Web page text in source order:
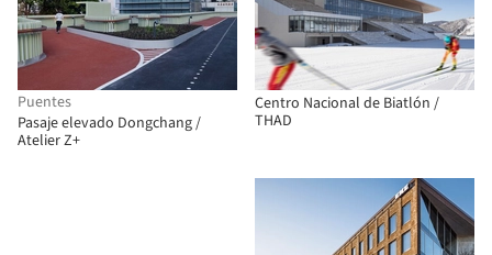
Puentes
Pasaje elevado Dongchang /
Atelier Z+
Centro Nacional de Biatlón /
THAD